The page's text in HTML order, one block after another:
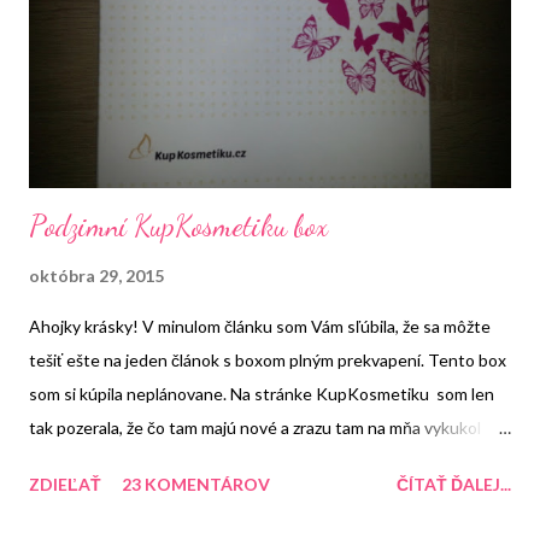
Podzimní KupKosmetiku box
októbra 29, 2015
Ahojky krásky! V minulom článku som Vám sľúbila, že sa môžte
tešiť ešte na jeden článok s boxom plným prekvapení. Tento box
som si kúpila neplánovane. Na stránke KupKosmetiku som len
tak pozerala, že čo tam majú nové a zrazu tam na mňa vykukol
neobjednala tak som si ho hneď šupla do košíka. Veď za skúšku
ZDIEĽAŤ 23 KOMENTÁROV ČÍTAŤ ĎALEJ...